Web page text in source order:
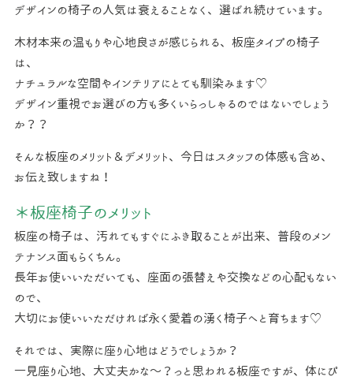
デザインの椅子の人気は衰えることなく、選ばれ続けています。
木材本来の温もりや心地良さが感じられる、板座タイプの椅子
は、
ナチュラルな空間やインテリアにとても馴染みます♡
デザイン重視でお選びの方も多くいらっしゃるのではないでしょう
か？？
そんな板座のメリット＆デメリット、今日はスタッフの体感も含め、
お伝え致しますね！
＊板座椅子のメリット
板座の椅子は、汚れてもすぐにふき取ることが出来、普段のメン
テナンス面もらくちん。
長年お使いいただいても、座面の張替えや交換などの心配もない
ので、
大切にお使いいただければ永く愛着の湧く椅子へと育ちます♡
それでは、実際に座り心地はどうでしょうか？
一見座り心地、大丈夫かな～？っと思われる板座ですが、体にぴ